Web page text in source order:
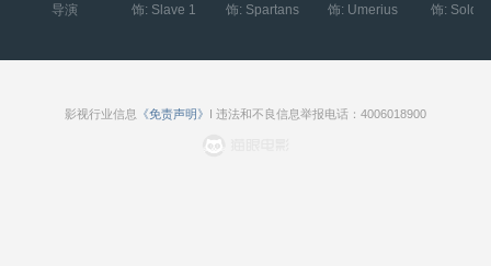
导演
饰: Slave 1
饰: Spartans
饰: Umerius
饰:
影视行业信息 《免责声明》 I 违法和不良信息举报电话：4006018900